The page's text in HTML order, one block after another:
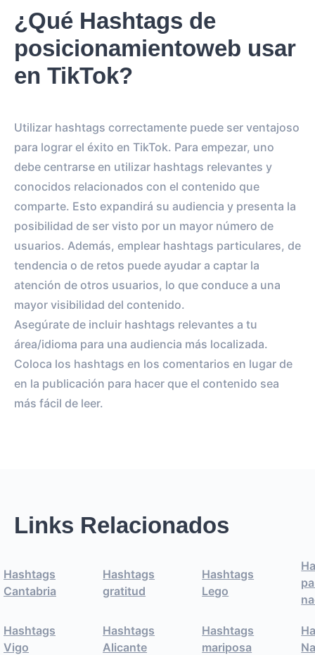
¿Qué Hashtags de
posicionamientoweb usar
en TikTok?
Utilizar hashtags correctamente puede ser ventajoso
para lograr el éxito en TikTok. Para empezar, uno
debe centrarse en utilizar hashtags relevantes y
conocidos relacionados con el contenido que
comparte. Esto expandirá su audiencia y presenta la
posibilidad de ser visto por un mayor número de
usuarios. Además, emplear hashtags particulares, de
tendencia o de retos puede ayudar a captar la
atención de otros usuarios, lo que conduce a una
mayor visibilidad del contenido.
Asegúrate de incluir hashtags relevantes a tu
área/idioma para una audiencia más localizada.
Coloca los hashtags en los comentarios en lugar de
en la publicación para hacer que el contenido sea
más fácil de leer.
Links Relacionados
Hashtags
Cantabria
Hashtags
gratitud
Hashtags
Lego
Hashtags
Vigo
Hashtags
Alicante
Hashtags
mariposa